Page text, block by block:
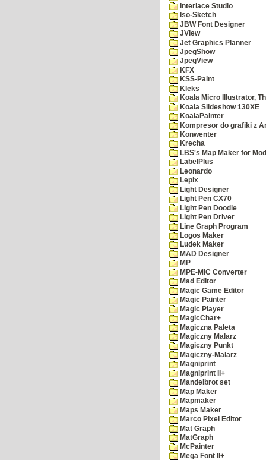
Interlace Studio
Iso-Sketch
JBW Font Designer
JView
Jet Graphics Planner
JpegShow
JpegView
KFX
KSS-Paint
Kleks
Koala Micro Illustrator,
Koala Slideshow 130XE
KoalaPainter
Kompresor do grafiki z
Konwenter
Krecha
LBS's Map Maker for
LabelPlus
Leonardo
Lepix
Light Designer
Light Pen CX70
Light Pen Doodle
Light Pen Driver
Line Graph Program
Logos Maker
Ludek Maker
MAD Designer
MP
MPE-MIC Converter
Mad Editor
Magic Game Editor
Magic Painter
Magic Player
MagicChar+
Magiczna Paleta
Magiczny Malarz
Magiczny Punkt
Magiczny-Malarz
Magniprint
Magniprint II+
Mandelbrot set
Map Maker
Mapmaker
Maps Maker
Marco Pixel Editor
Mat Graph
MatGraph
McPainter
Mega Font II+